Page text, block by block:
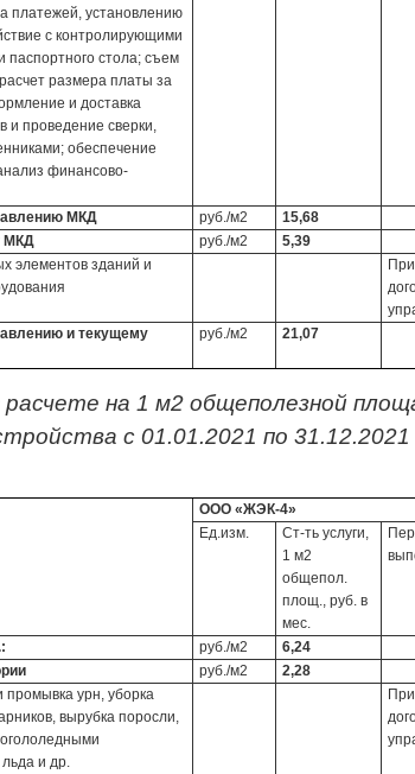
платежей, установлению
с контролирующими
паспортного стола; съем
размера платы за
и доставка
и проведение сверки,
обеспечение
финансово-
МКД руб./м2
15,68
МКД руб./м2
5,39
элементов зданий и
и текущему
руб./м2 21,07
на 1 м2 общеполезной
с 01.01.2021 по 31.12.2021
ООО «ЖЭК-4»
Ед.изм.
Ст-ть услуги,
1 м2
общепол.
площ., руб. в
мес.
руб./м2
6,24
руб./м2
2,28
промывка урн, уборка
вырубка поросли,
и др.